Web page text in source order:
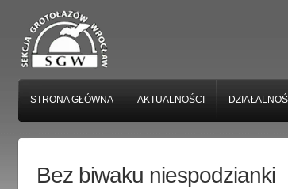
STRONA GŁÓWNA AKTUALNOŚCI
Bez biwaku niespodzianki